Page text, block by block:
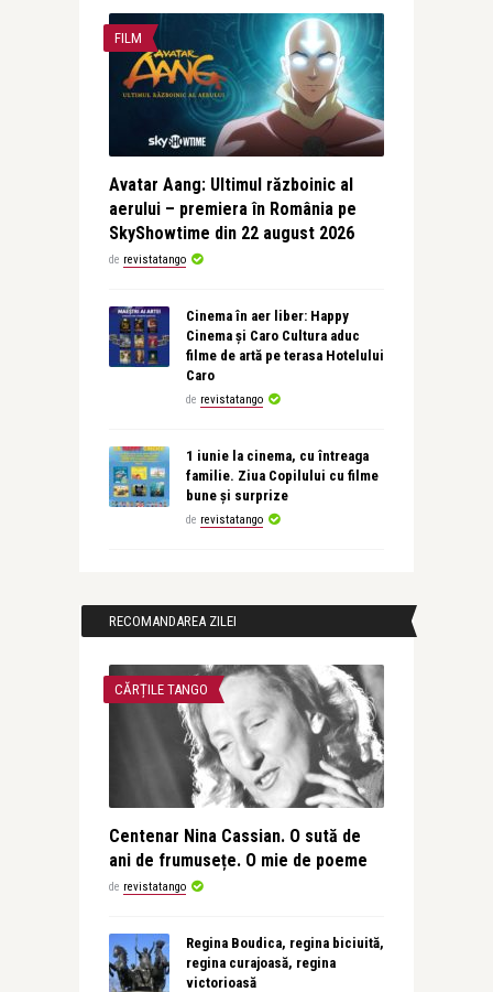
FILM
Avatar Aang: Ultimul războinic al
aerului – premiera în România pe
SkyShowtime din 22 august 2026
de revistatango
Cinema în aer liber: Happy
Cinema și Caro Cultura aduc
filme de artă pe terasa Hotelului
Caro
de revistatango
1 iunie la cinema, cu întreaga
familie. Ziua Copilului cu filme
bune și surprize
de revistatango
RECOMANDAREA ZILEI
CĂRȚILE TANGO
Centenar Nina Cassian. O sută de
ani de frumusețe. O mie de poeme
de revistatango
Regina Boudica, regina biciuită,
regina curajoasă, regina
victorioasă